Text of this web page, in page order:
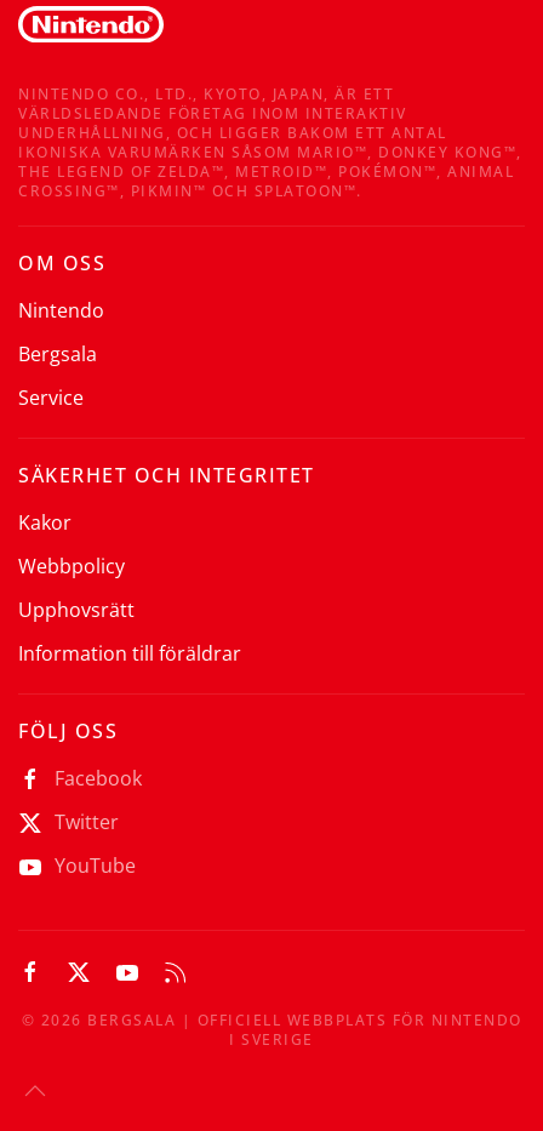
NINTENDO CO., LTD., KYOTO, JAPAN, ÄR ETT
VÄRLDSLEDANDE FÖRETAG INOM INTERAKTIV
UNDERHÅLLNING, OCH LIGGER BAKOM ETT ANTAL
IKONISKA VARUMÄRKEN SÅSOM MARIO™, DONKEY KONG™,
THE LEGEND OF ZELDA™, METROID™, POKÉMON™, ANIMAL
CROSSING™, PIKMIN™ OCH SPLATOON™.
OM OSS
Nintendo
Bergsala
Service
SÄKERHET OCH INTEGRITET
Kakor
Webbpolicy
Upphovsrätt
Information till föräldrar
FÖLJ OSS
Facebook
Twitter
YouTube
© 2026 BERGSALA | OFFICIELL WEBBPLATS FÖR NINTENDO
I SVERIGE